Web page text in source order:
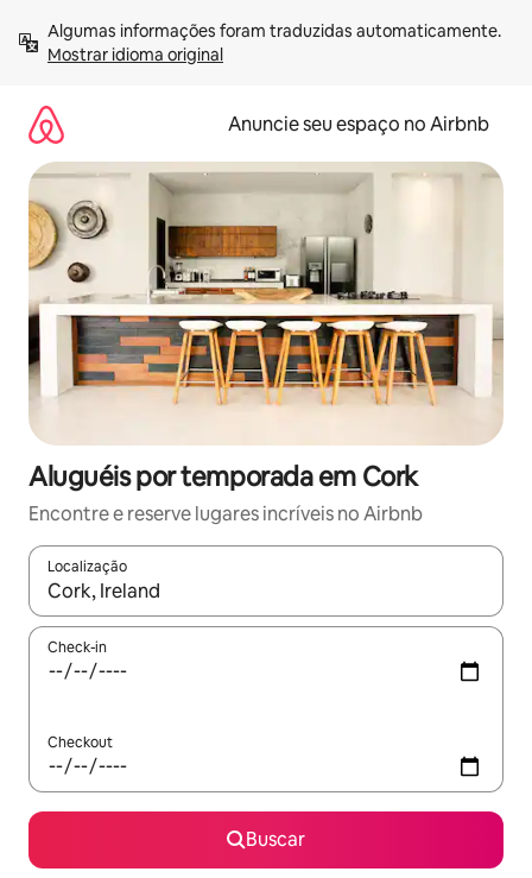
para
Mostrar idioma original
Anuncie seu espaço no Airbnb
Aluguéis por temporada em Cork
Encontre e reserve lugares incríveis no Airbnb
Localização
Quando os resultados estiverem disponíveis, explore-os
Check-in
Checkout
Buscar